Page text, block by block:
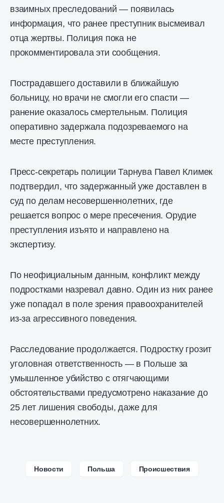
взаимных преследований — появилась
информация, что ранее преступник высмеивал
отца жертвы. Полиция пока не
прокомментировала эти сообщения.
Пострадавшего доставили в ближайшую
больницу, но врачи не смогли его спасти —
ранение оказалось смертельным. Полиция
оперативно задержала подозреваемого на
месте преступления.
Пресс-секретарь полиции Тарнува Павел Климек
подтвердил, что задержанный уже доставлен в
суд по делам несовершеннолетних, где
решается вопрос о мере пресечения. Орудие
преступления изъято и направлено на
экспертизу.
По неофициальным данным, конфликт между
подростками назревал давно. Один из них ранее
уже попадал в поле зрения правоохранителей
из-за агрессивного поведения.
Расследование продолжается. Подростку грозит
уголовная ответственность — в Польше за
умышленное убийство с отягчающими
обстоятельствами предусмотрено наказание до
25 лет лишения свободы, даже для
несовершеннолетних.
Новости Польша Происшествия